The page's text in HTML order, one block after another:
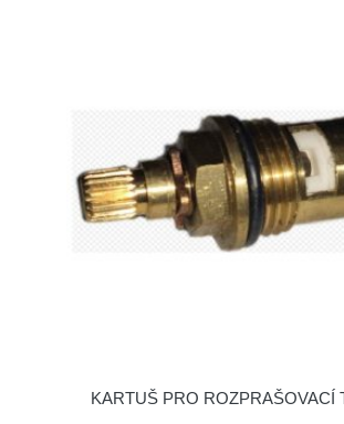
KARTUŠ PRO ROZPRAŠOVACÍ